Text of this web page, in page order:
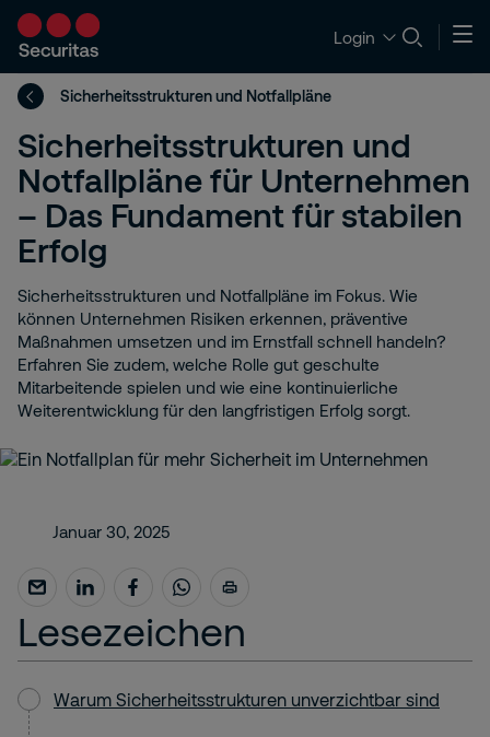
Login
Sicherheitsstrukturen und Notfallpläne
Sicherheitsstrukturen und
Notfallpläne für Unternehmen
– Das Fundament für stabilen
Erfolg
Sicherheitsstrukturen und Notfallpläne im Fokus. Wie
können Unternehmen Risiken erkennen, präventive
Maßnahmen umsetzen und im Ernstfall schnell handeln?
Erfahren Sie zudem, welche Rolle gut geschulte
Mitarbeitende spielen und wie eine kontinuierliche
Weiterentwicklung für den langfristigen Erfolg sorgt.
Januar 30, 2025
Lesezeichen
Warum Sicherheitsstrukturen unverzichtbar sind